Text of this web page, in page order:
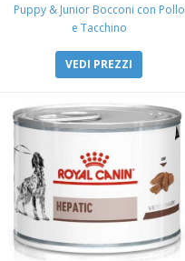
Puppy & Junior Bocconi con Pollo
e Tacchino
VEDI PREZZI